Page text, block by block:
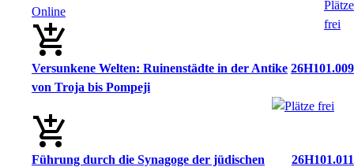
Online
Versunkene Welten: Ruinenstädte in der Antike
von Troja bis Pompeji
26H101.009
Führung durch die Synagoge der jüdischen
26H101.011